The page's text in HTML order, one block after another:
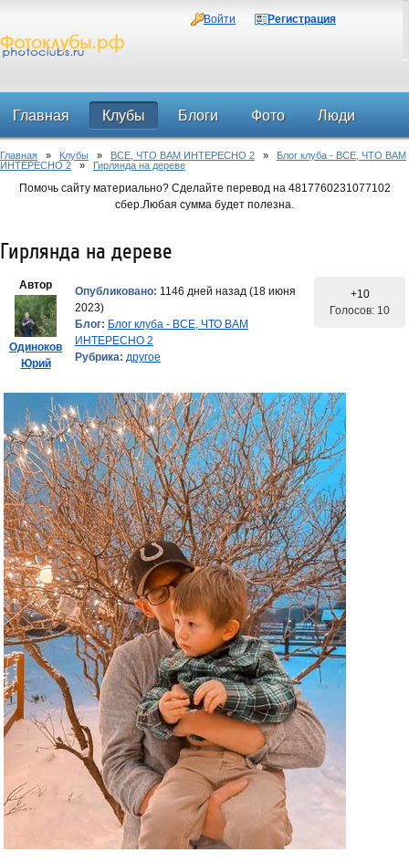
Войти Регистрация
Главная Клубы Блоги Фото Люди
Форум
Главная » Клубы » ВСЕ, ЧТО ВАМ ИНТЕРЕСНО 2 » Блог клуба - ВСЕ, ЧТО ВАМ
ИНТЕРЕСНО 2 » Гирлянда на дереве
Помочь сайту материально? Сделайте перевод на 4817760231077102
сбер.Любая сумма будет полезна.
Гирлянда на дереве
Автор
Одиноков
Юрий
Опубликовано: 1146 дней назад (18 июня
2023)
Блог: Блог клуба - ВСЕ, ЧТО ВАМ
ИНТЕРЕСНО 2
Рубрика: другое
+10
Голосов: 10